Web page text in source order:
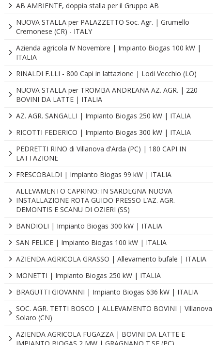
AB AMBIENTE, doppia stalla per il Gruppo AB
NUOVA STALLA per PALAZZETTO Soc. Agr. | Grumello
Cremonese (CR) - ITALY
Azienda agricola IV Novembre | Impianto Biogas 100 kW |
ITALIA
RINALDI F.LLI - 800 Capi in lattazione | Lodi Vecchio (LO)
NUOVA STALLA per TROMBA ANDREANA AZ. AGR. | 220
BOVINI DA LATTE | ITALIA
AZ. AGR. SANGALLI | Impianto Biogas 250 kW | ITALIA
RICOTTI FEDERICO | Impianto Biogas 300 kW | ITALIA
PEDRETTI RINO di Villanova d'Arda (PC) | 180 CAPI IN
LATTAZIONE
FRESCOBALDI | Impianto Biogas 99 kW | ITALIA
ALLEVAMENTO CAPRINO: IN SARDEGNA NUOVA
INSTALLAZIONE ROTA GUIDO PRESSO L’AZ. AGR.
DEMONTIS E SCANU DI OZIERI (SS)
BANDIOLI | Impianto Biogas 300 kW | ITALIA
SAN FELICE | Impianto Biogas 100 kW | ITALIA
AZIENDA AGRICOLA GRASSO | Allevamento bufale | ITALIA
MONETTI | Impianto Biogas 250 kW | ITALIA
BRAGUTTI GIOVANNI | Impianto Biogas 636 kW | ITALIA
SOC. AGR. TETTI BOSCO | ALLEVAMENTO BOVINI | Villanova
Solaro (CN)
AZIENDA AGRICOLA FUGAZZA | BOVINI DA LATTE E